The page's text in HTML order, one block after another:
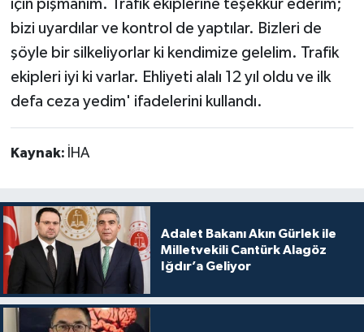
için pişmanım. Trafik ekiplerine teşekkür ederim;
bizi uyardılar ve kontrol de yaptılar. Bizleri de
şöyle bir silkeliyorlar ki kendimize gelelim. Trafik
ekipleri iyi ki varlar. Ehliyeti alalı 12 yıl oldu ve ilk
defa ceza yedim' ifadelerini kullandı.
Kaynak: İHA
Adalet Bakanı Akın Gürlek ile
Milletvekili Cantürk Alagöz
Iğdır’a Geliyor